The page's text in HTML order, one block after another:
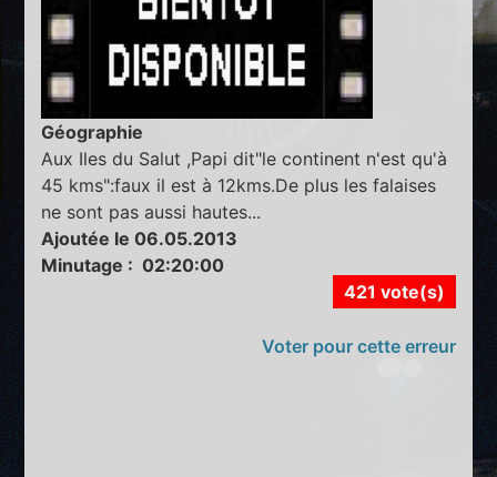
Géographie
Aux Iles du Salut ,Papi dit"le continent n'est qu'à
45 kms":faux il est à 12kms.De plus les falaises
ne sont pas aussi hautes...
Ajoutée le 06.05.2013
Minutage : 02:20:00
421 vote(s)
Voter pour cette erreur